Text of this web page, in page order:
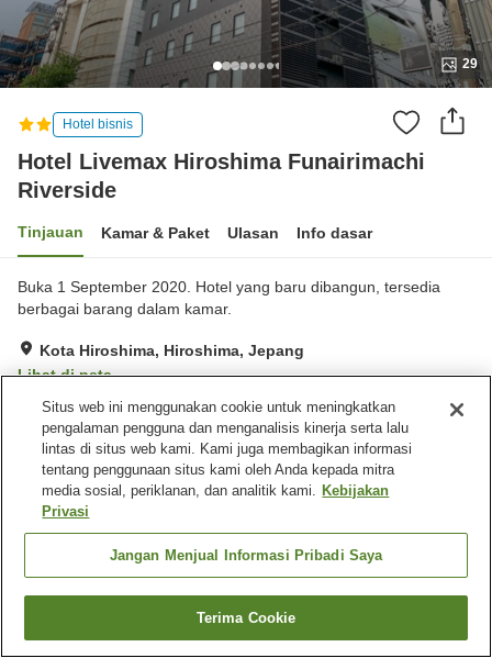
29
Hotel bisnis
Hotel Livemax Hiroshima Funairimachi
Riverside
Tinjauan Kamar & Paket Ulasan Info dasar
Buka 1 September 2020. Hotel yang baru dibangun, tersedia
berbagai barang dalam kamar.
Kota Hiroshima, Hiroshima, Jepang
Lihat di peta
Baik Ulasan:143
Fasilitas properti
Spa / Salon kecantikan
Ramah hewan peliharaan di
Mesin penjual otomatis
Laundry berbayar
Hotel Livemax Hiroshima Funairimachi Riverside
Cari kamar
Situs web ini menggunakan cookie untuk meningkatkan
pengalaman pengguna dan menganalisis kinerja serta lalu
lintas di situs web kami. Kami juga membagikan informasi
tentang penggunaan situs kami oleh Anda kepada mitra
media sosial, periklanan, dan analitik kami. Kebijakan
Privasi
Jangan Menjual Informasi Pribadi Saya
Terima Cookie